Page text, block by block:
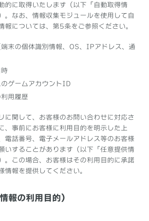
的に取得いたします（以下「自動取得情
。なお、情報収集モジュールを使用して自
報については、第5条をご参照ください。
末の個体識別情報、OS、IPアドレス、通
ゲームアカウントID
用履歴
に関して、お客様のお問い合わせに対応さ
、事前にお客様に利用目的を明示した上
電話番号、電子メールアドレス等のお客様
いすることがあります（以下「任意提供情
。この場合、お客様はその利用目的に承諾
情報を提供してください。
報の利用目的）